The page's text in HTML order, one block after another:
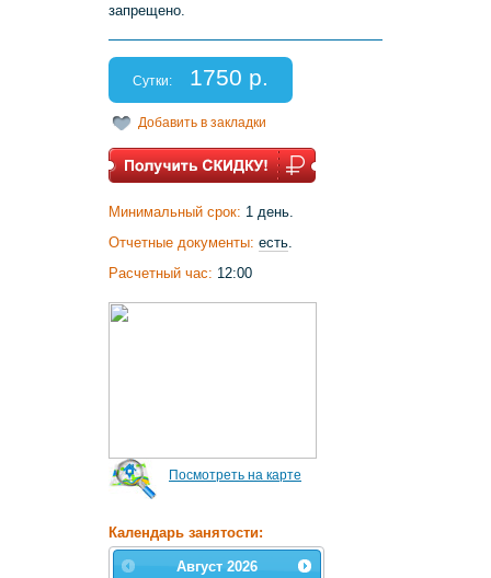
запрещено.
Сутки: 1750 р.
Добавить в закладки
Минимальный срок: 1 день.
Отчетные документы: есть
Расчетный час: 12:00
Посмотреть на карте
Календарь занятости:
Август 2026